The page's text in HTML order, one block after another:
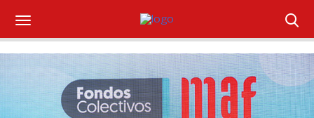
Suscríbase
Iniciar sesión